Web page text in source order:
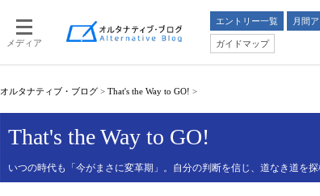
メディア
エントリー一覧 月間
ガイドマップ
オルタナティブ・ブログ > That's the Way to GO! >
That's the Way to GO!
いつの時代も「今がまさに変革期」。自分の判断を信じ、道なき道を探